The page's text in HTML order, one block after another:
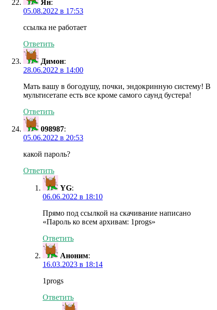
Ян:
05.08.2022 в 17:53
ссылка не работает
Ответить
Димон:
28.06.2022 в 14:00
Мать вашу в богодушу, почки, эндокринную систему! В
мультисетапе есть все кроме самого саунд бустера!
Ответить
098987:
05.06.2022 в 20:53
какой пароль?
Ответить
YG:
06.06.2022 в 18:10
Прямо под ссылкой на скачивание написано
«Пароль ко всем архивам: 1progs»
Ответить
Аноним:
16.03.2023 в 18:14
1progs
Ответить